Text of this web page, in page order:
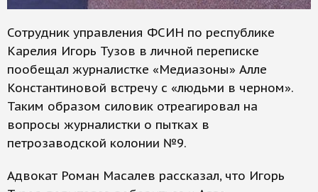
Сотрудник управления ФСИН по республике
Карелия Игорь Тузов в личной переписке
пообещал журналистке «Медиазоны» Алле
Константиновой встречу с «людьми в черном».
Таким образом силовик отреагировал на
вопросы журналистки о пытках в
петрозаводской колонии №9.
Адвокат Роман Масалев рассказал, что Игорь